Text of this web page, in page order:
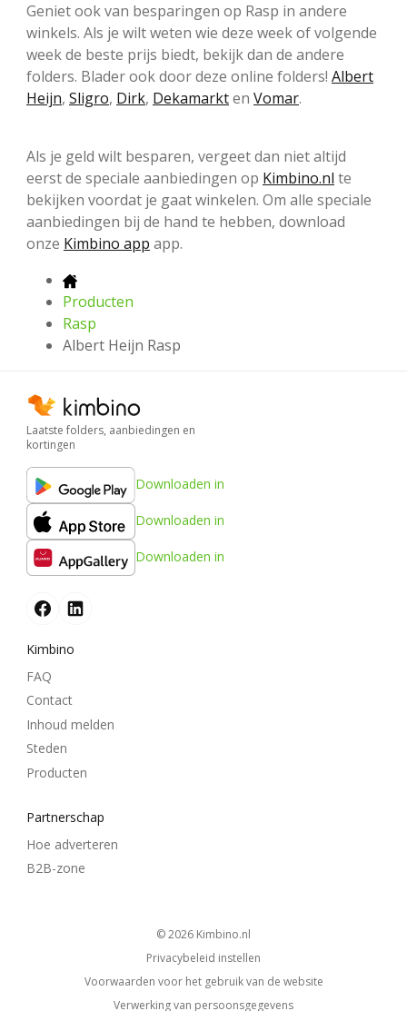
Geniet ook van besparingen op Rasp in andere
winkels. Als je wilt weten wie deze week of volgende
week de beste prijs biedt, bekijk dan de andere
folders. Blader ook door deze online folders! Albert
Heijn, Sligro, Dirk, Dekamarkten Vomar.
Als je geld wilt besparen, vergeet dan niet altijd
eerst de speciale aanbiedingen op Kimbino.nl te
bekijken voordat je gaat winkelen. Om alle speciale
aanbiedingen bij de hand te hebben, download
onze Kimbino app app.
Producten
Rasp
Albert Heijn Rasp
Laatste folders, aanbiedingen en
kortingen
Downloaden in
Downloaden in
Downloaden in
Kimbino
FAQ
Contact
Inhoud melden
Steden
Producten
Partnerschap
Hoe adverteren
B2B-zone
© 2026
kimbino.nl
Privacybeleid instellen
Voorwaarden voor het gebruik van de website
Verwerking van persoonsgegevens